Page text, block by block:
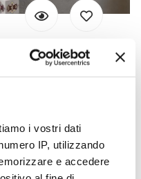
i vostri dati
IP, utilizzando
e accedere
de argila fundida
1.388,09 € 1.735,11 - 20%